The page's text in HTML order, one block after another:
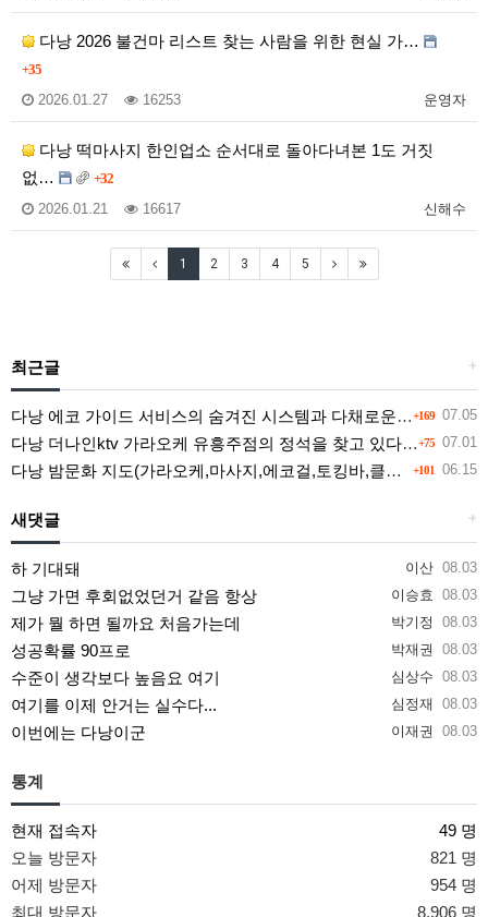
다낭 2026 불건마 리스트 찾는 사람을 위한 현실 가…
+35
운영자
2026.01.27 16253
다낭 떡마사지 한인업소 순서대로 돌아다녀본 1도 거짓
없…
+32
신해수
2026.01.21 16617
1 2 3 4 5
+
최근글
+169 07.05
다낭 에코 가이드 서비스의 숨겨진 시스템과 다채로운 인력 풀의 진실
+75 07.01
다낭 더나인ktv 가라오케 유흥주점의 정석을 찾고 있다면 여기
+101 06.15
다낭 밤문화 지도(가라오케,마사지,에코걸,토킹바,클럽) 유흥별 가격 및 후기공유
+
새댓글
이산 08.03
하 기대돼
이승효 08.03
그냥 가면 후회없었던거 같음 항상
박기정 08.03
제가 뭘 하면 될까요 처음가는데
박재권 08.03
성공확률 90프로
심상수 08.03
수준이 생각보다 높음요 여기
심정재 08.03
여기를 이제 안거는 실수다...
이재권 08.03
이번에는 다낭이군
통계
현재 접속자
49 명
오늘 방문자
821 명
어제 방문자
954 명
최대 방문자
8,906 명